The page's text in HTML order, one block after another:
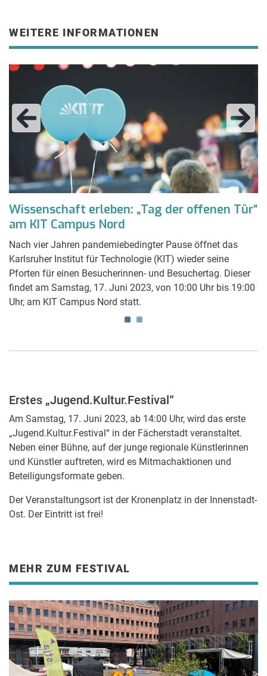
WEITERE INFORMATIONEN
Wissenschaft erleben: „Tag der offenen Tür“
am KIT Campus Nord
Nach vier Jahren pandemiebedingter Pause öffnet das
Karlsruher Institut für Technologie (KIT) wieder seine
Pforten für einen Besucherinnen- und Besuchertag. Dieser
findet am Samstag, 17. Juni 2023, von 10:00 Uhr bis 19:00
Uhr, am KIT Campus Nord statt.
Erstes „Jugend.Kultur.Festival“
Am Samstag, 17. Juni 2023, ab 14:00 Uhr, wird das erste
„Jugend.Kultur.Festival“ in der Fächerstadt veranstaltet.
Neben einer Bühne, auf der junge regionale Künstlerinnen
und Künstler auftreten, wird es Mitmachaktionen und
Beteiligungsformate geben.
Der Veranstaltungsort ist der Kronenplatz in der Innenstadt-
Ost. Der Eintritt ist frei!
MEHR ZUM FESTIVAL